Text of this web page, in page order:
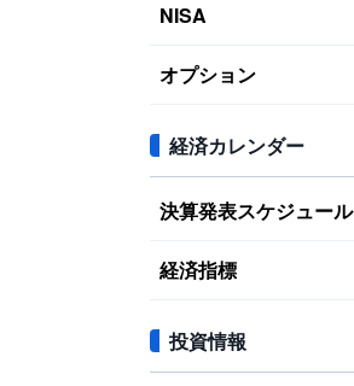
NISA
オプション
経済カレンダー
決算発表スケジュール
経済指標
投資情報